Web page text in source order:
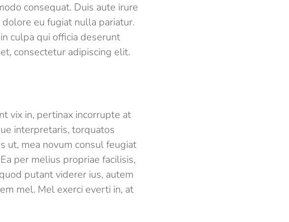
consequat. Duis aute irure
eu fugiat nulla pariatur.
culpa qui officia deserunt
consectetur adipiscing elit.
vix in, pertinax incorrupte at
interpretaris, torquatos
ut, mea novum consul feugiat
per melius propriae facilisis,
putant viderer ius, autem
mel. Mel exerci everti in, at